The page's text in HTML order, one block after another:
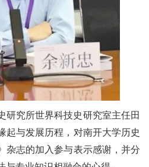
研究所世界科技史研究室主任田
起与发展历程，对南开大学历史
杂志的加入参与表示感谢，并分